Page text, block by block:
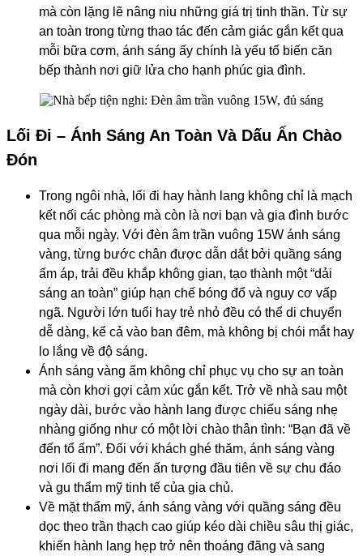
mà còn lặng lẽ nâng niu những giá trị tinh thần. Từ sự
an toàn trong từng thao tác đến cảm giác gắn kết qua
mỗi bữa cơm, ánh sáng ấy chính là yếu tố biến căn
bếp thành nơi giữ lửa cho hạnh phúc gia đình.
Lối Đi – Ánh Sáng An Toàn Và Dấu Ấn Chào
Đón
Trong ngôi nhà, lối đi hay hành lang không chỉ là mạch
kết nối các phòng mà còn là nơi bạn và gia đình bước
qua mỗi ngày. Với đèn âm trần vuông 15W ánh sáng
vàng, từng bước chân được dẫn dắt bởi quầng sáng
ấm áp, trải đều khắp không gian, tạo thành một “dải
sáng an toàn” giúp hạn chế bóng đổ và nguy cơ vấp
ngã. Người lớn tuổi hay trẻ nhỏ đều có thể di chuyển
dễ dàng, kể cả vào ban đêm, mà không bị chói mắt hay
lo lắng về độ sáng.
Ánh sáng vàng ấm không chỉ phục vụ cho sự an toàn
mà còn khơi gợi cảm xúc gắn kết. Trở về nhà sau một
ngày dài, bước vào hành lang được chiếu sáng nhẹ
nhàng giống như có một lời chào thân tình: “Bạn đã về
đến tổ ấm”. Đối với khách ghé thăm, ánh sáng vàng
nơi lối đi mang đến ấn tượng đầu tiên về sự chu đáo
và gu thẩm mỹ tinh tế của gia chủ.
Về mặt thẩm mỹ, ánh sáng vàng với quầng sáng đều
dọc theo trần thạch cao giúp kéo dài chiều sâu thị giác,
khiến hành lang hẹp trở nên thoáng đãng và sang